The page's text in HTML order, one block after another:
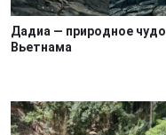
Дадиа — природное чудо
Вьетнама